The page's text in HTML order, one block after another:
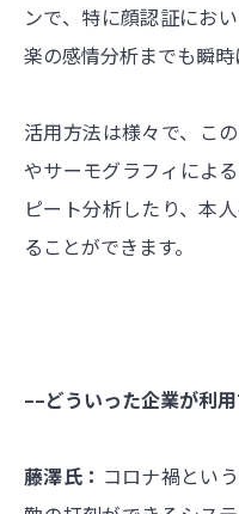
ンで、特に顔認証にお
楽の感情分析までも瞬時
活用方法は様々で、こ
やサーモグラフィによ
ピート分析したり、本
ることができます。
––どういった企業が利
藤澤氏： コロナ禍とい